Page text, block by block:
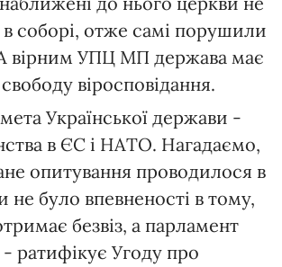
в соборі, отже самі порушили
вірним УПЦ МП держава має
віросповідання.
Української держави -
в ЄС і НАТО. Нагадаємо,
опитування проводилося в
не було впевненості в тому,
безвіз, а парламент
- ратифікує Угоду про